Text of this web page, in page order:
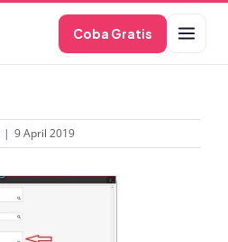
Coba Gratis
| 9 April 2019